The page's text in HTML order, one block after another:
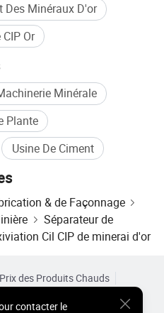
de lessivage, réduisant
avancée améliorant
plus large que le CIP dans
de la ligne de
Des Minéraux D'or
Or
Minérale
Plante
Usine De Ciment
& de Façonnage
Séparateur de
Cil CIP de minerai d'or
contacter le
Prix des Produits Chauds
Site PC